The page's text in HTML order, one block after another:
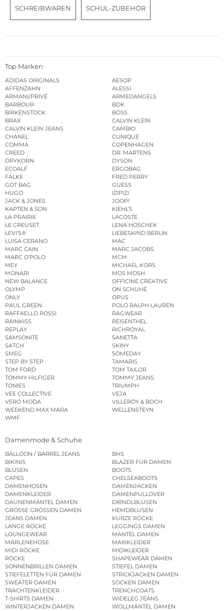
SCHREIBWAREN SCHUL-ZUBEHÖR
Top Marken
ADIDAS ORIGINALS
AESOP
AFFENZAHN
ALESSI
ARMANI/PRIVÉ
ARMEDANGELS
BARBOUR
BDK
BIRKENSTOCK
BOSS
BRAX
CALVIN KLEIN
CALVIN KLEIN JEANS
CAMBIO
CHANEL
CLINIQUE
COMMA
COPENHAGEN
CREED
DR. MARTENS
DRYKORN
DYSON
ECOALF
ERGOBAG
FALKE
FRED PERRY
GOT BAG
GUESS
HUGO
IZIPIZI
JACK & JONES
JOOP!
KAPTEN & SON
KIEHL’S
LA PRAIRIE
LACOSTE
LE CREUSET
LENA HOSCHEK
LEVI’S®
LIEBESKIND BERLIN
LUISA CERANO
MAC
MARC CAIN
MARC JACOBS
MARC O’POLO
MCM
MEY
MICHAEL KORS
MONARI
MOS MOSH
NEW BALANCE
OFFICINE CREATIVE
OLYMP
ON SCHUHE
ONLY
OPUS
PAUL GREEN
POLO RALPH LAUREN
RAFFAELLO ROSSI
RAGWEAR
RAINKISS
REISENTHEL
REPLAY
RICHROYAL
SAMSONITE
SANETTA
SATCH
SKINY
SMEG
SOMEDAY
STEP BY STEP
TAMARIS
TOM FORD
TOM TAILOR
TOMMY HILFIGER
TOMMY JEANS
TONIES
TRIUMPH
VEE COLLECTIVE
VEJA
VERO MODA
VILLEROY & BOCH
WEEKEND MAX MARA
WELLENSTEYN
WMF
Damenmode & Schuhe
BALLOON / BARREL JEANS
BHS
BIKINIS
BLAZER FÜR DAMEN
BLUSEN
BOOTS
CAPES
CHELSEABOOTS
DAMENHOSEN
DAMENJACKEN
DAMENKLEIDER
DAMENPULLOVER
DAUNENMÄNTEL DAMEN
DIRNDLBLUSEN
GROSSE GRÖSSEN DAMEN
HEMDBLUSEN
JEANS DAMEN
KURZE RÖCKE
LANGE RÖCKE
LEGGINGS DAMEN
LOUNGEWEAR
MÄNTEL DAMEN
MARLENEHOSE
MAXIKLEIDER
MIDI RÖCKE
MIDIKLEIDER
RÖCKE
SHAPEWEAR DAMEN
SONNENBRILLEN DAMEN
STIEFEL DAMEN
STIEFELETTEN FÜR DAMEN
STRICKJACKEN DAMEN
SWEATER DAMEN
SOCKEN DAMEN
TRACHTENKLEIDER
TRENCHCOATS
T-SHIRTS DAMEN
WIDELEG JEANS
WINTERJACKEN DAMEN
WOLLMÄNTEL DAMEN